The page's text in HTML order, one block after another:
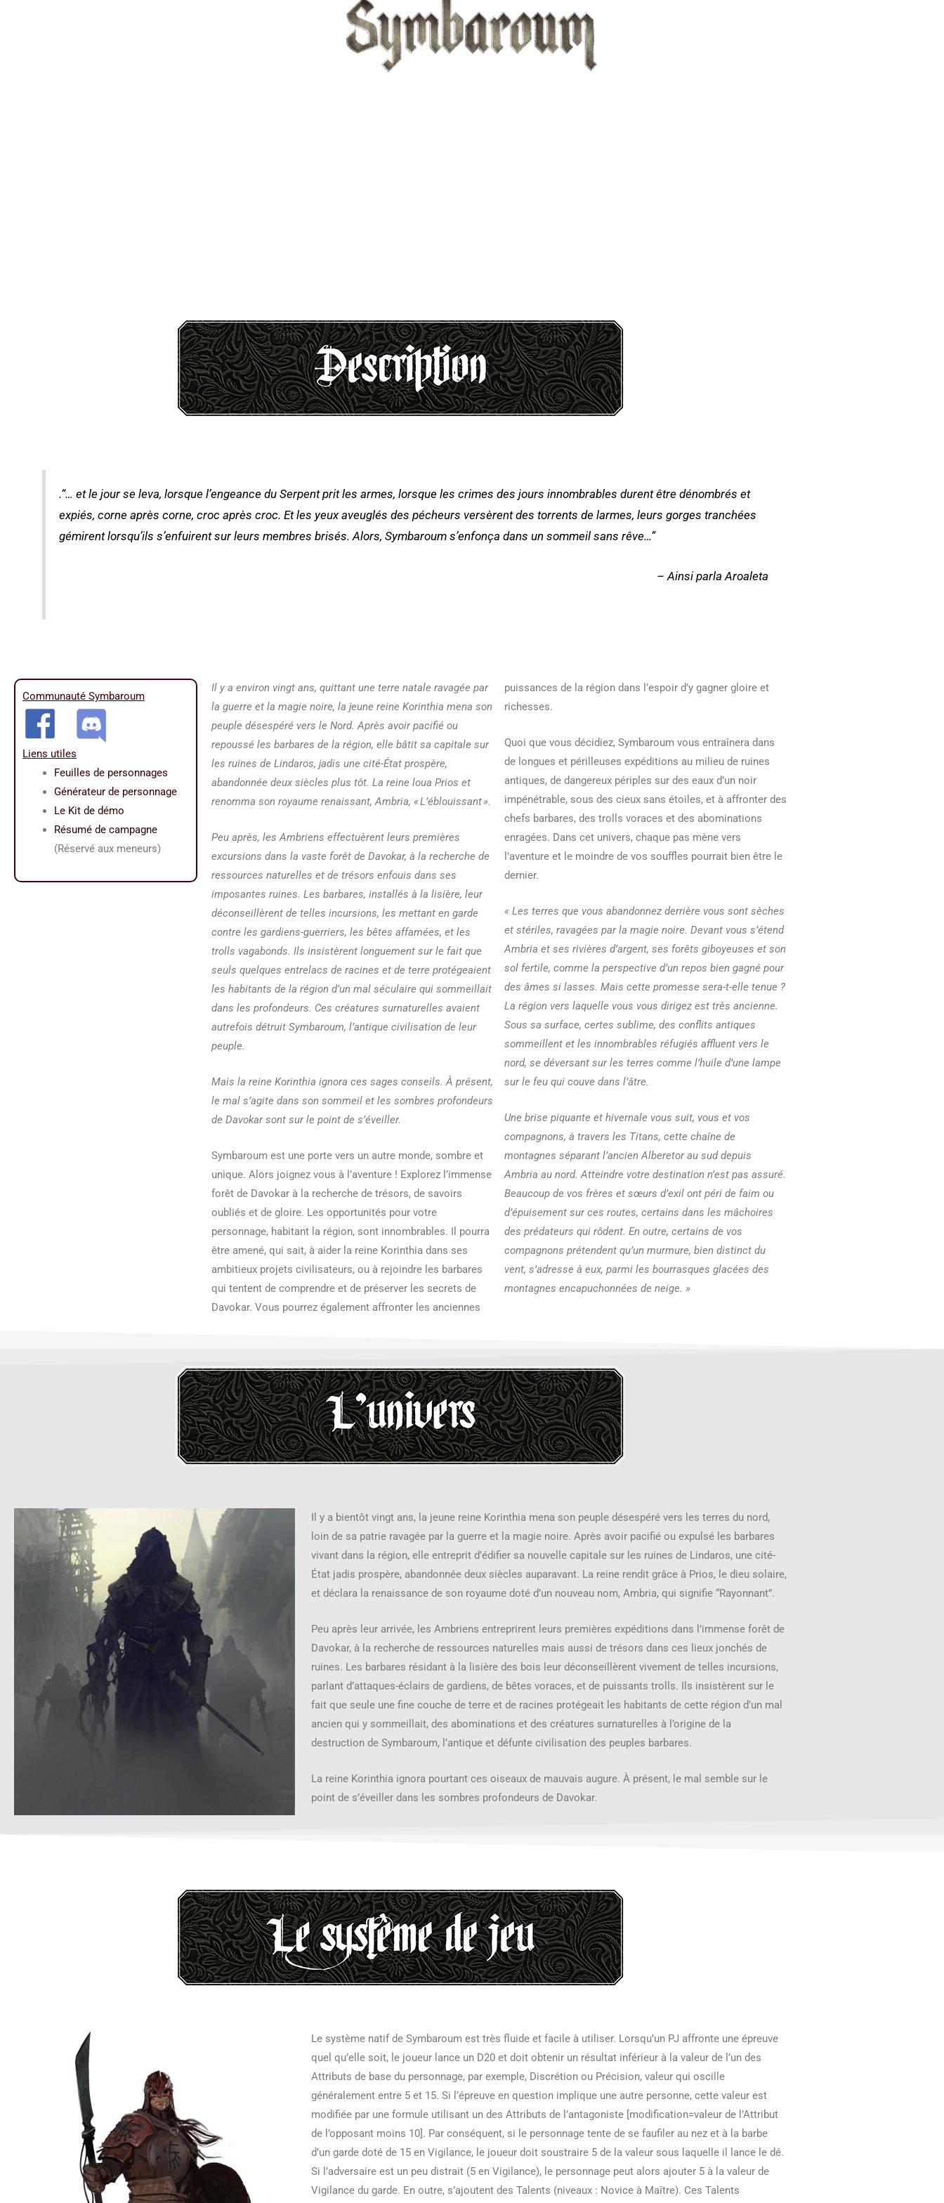
.“… et le jour se leva, lorsque l’engeance du Serpent prit les armes, lorsque les crimes des jours innombrables durent être dénombrés et
expiés, corne après corne, croc après croc. Et les yeux aveuglés des pécheurs versèrent des torrents de larmes, leurs gorges tranchées
gémirent lorsqu’ils s’enfuirent sur leurs membres brisés. Alors, Symbaroum s’enfonça dans un sommeil sans rêve…”
– Ainsi parla Aroaleta
Communauté Symbaroum
Liens utiles
Feuilles de personnages
Générateur de personnage
Le Kit de démo
Résumé de campagne
(Réservé aux meneurs)
Il y a environ vingt ans, quittant une terre natale ravagée par
la guerre et la magie noire, la jeune reine Korinthia mena son
peuple désespéré vers le Nord. Après avoir pacifié ou
repoussé les barbares de la région, elle bâtit sa capitale sur
les ruines de Lindaros, jadis une cité-État prospère,
abandonnée deux siècles plus tôt. La reine loua Prios et
renomma son royaume renaissant, Ambria, « L’éblouissant ».
Peu après, les Ambriens effectuèrent leurs premières
excursions dans la vaste forêt de Davokar, à la recherche de
ressources naturelles et de trésors enfouis dans ses
imposantes ruines. Les barbares, installés à la lisière, leur
déconseillèrent de telles incursions, les mettant en garde
contre les gardiens-guerriers, les bêtes affamées, et les
trolls vagabonds. Ils insistèrent longuement sur le fait que
seuls quelques entrelacs de racines et de terre protégeaient
les habitants de la région d’un mal séculaire qui sommeillait
dans les profondeurs. Ces créatures surnaturelles avaient
autrefois détruit Symbaroum, l’antique civilisation de leur
peuple.
Mais la reine Korinthia ignora ces sages conseils. À présent,
le mal s’agite dans son sommeil et les sombres profondeurs
de Davokar sont sur le point de s’éveiller.
Symbaroum est une porte vers un autre monde, sombre et
unique. Alors joignez vous à l’aventure ! Explorez l’immense
forêt de Davokar à la recherche de trésors, de savoirs
oubliés et de gloire. Les opportunités pour votre
personnage, habitant la région, sont innombrables. Il pourra
être amené, qui sait, à aider la reine Korinthia dans ses
ambitieux projets civilisateurs, ou à rejoindre les barbares
qui tentent de comprendre et de préserver les secrets de
Davokar. Vous pourrez également affronter les anciennes
puissances de la région dans l’espoir d’y gagner gloire et
richesses.
Quoi que vous décidiez, Symbaroum vous entraînera dans
de longues et périlleuses expéditions au milieu de ruines
antiques, de dangereux périples sur des eaux d’un noir
impénétrable, sous des cieux sans étoiles, et à affronter des
chefs barbares, des trolls voraces et des abominations
enragées. Dans cet univers, chaque pas mène vers
l’aventure et le moindre de vos souffles pourrait bien être le
dernier.
« Les terres que vous abandonnez derrière vous sont sèches
et stériles, ravagées par la magie noire. Devant vous s’étend
Ambria et ses rivières d’argent, ses forêts giboyeuses et son
sol fertile, comme la perspective d’un repos bien gagné pour
des âmes si lasses. Mais cette promesse sera-t-elle tenue ?
La région vers laquelle vous vous dirigez est très ancienne.
Sous sa surface, certes sublime, des conflits antiques
sommeillent et les innombrables réfugiés affluent vers le
nord, se déversant sur les terres comme l’huile d’une lampe
sur le feu qui couve dans l’âtre.
Une brise piquante et hivernale vous suit, vous et vos
compagnons, à travers les Titans, cette chaîne de
montagnes séparant l’ancien Alberetor au sud depuis
Ambria au nord. Atteindre votre destination n’est pas assuré.
Beaucoup de vos frères et sœurs d’exil ont péri de faim ou
d’épuisement sur ces routes, certains dans les mâchoires
des prédateurs qui rôdent. En outre, certains de vos
compagnons prétendent qu’un murmure, bien distinct du
vent, s’adresse à eux, parmi les bourrasques glacées des
montagnes encapuchonnées de neige. »
Il y a bientôt vingt ans, la jeune reine Korinthia mena son peuple désespéré vers les terres du nord,
loin de sa patrie ravagée par la guerre et la magie noire. Après avoir pacifié ou expulsé les barbares
vivant dans la région, elle entreprit d’édifier sa nouvelle capitale sur les ruines de Lindaros, une cité-
État jadis prospère, abandonnée deux siècles auparavant. La reine rendit grâce à Prios, le dieu solaire,
et déclara la renaissance de son royaume doté d’un nouveau nom, Ambria, qui signifie “Rayonnant”.
Peu après leur arrivée, les Ambriens entreprirent leurs premières expéditions dans l’immense forêt de
Davokar, à la recherche de ressources naturelles mais aussi de trésors dans ces lieux jonchés de
ruines. Les barbares résidant à la lisière des bois leur déconseillèrent vivement de telles incursions,
parlant d’attaques-éclairs de gardiens, de bêtes voraces, et de puissants trolls. Ils insistèrent sur le
fait que seule une fine couche de terre et de racines protégeait les habitants de cette région d’un mal
ancien qui y sommeillait, des abominations et des créatures surnaturelles à l’origine de la
destruction de Symbaroum, l’antique et défunte civilisation des peuples barbares.
La reine Korinthia ignora pourtant ces oiseaux de mauvais augure. À présent, le mal semble sur le
point de s’éveiller dans les sombres profondeurs de Davokar.
Le système natif de Symbaroum est très fluide et facile à utiliser. Lorsqu’un PJ affronte une épreuve
quel qu’elle soit, le joueur lance un D20 et doit obtenir un résultat inférieur à la valeur de l’un des
Attributs de base du personnage, par exemple, Discrétion ou Précision, valeur qui oscille
généralement entre 5 et 15. Si l’épreuve en question implique une autre personne, cette valeur est
modifiée par une formule utilisant un des Attributs de l’antagoniste [modification=valeur de l’Attribut
de l’opposant moins 10]. Par conséquent, si le personnage tente de se faufiler au nez et à la barbe
d’un garde doté de 15 en Vigilance, le joueur doit soustraire 5 de la valeur sous laquelle il lance le dé.
Si l’adversaire est un peu distrait (5 en Vigilance), le personnage peut alors ajouter 5 à la valeur de
Vigilance du garde. En outre, s’ajoutent des Talents (niveaux : Novice à Maître). Ces Talents